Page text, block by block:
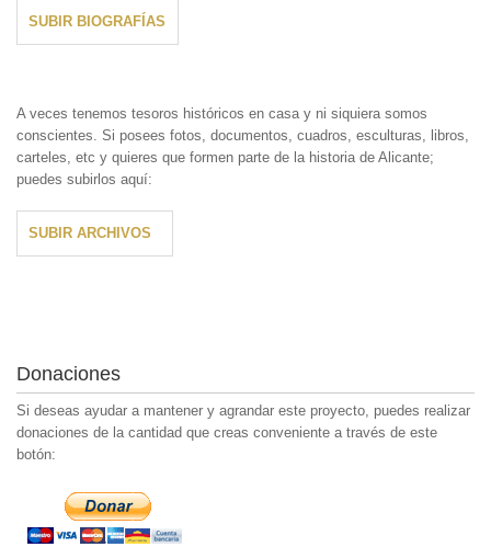
SUBIR BIOGRAFÍAS
A veces tenemos tesoros históricos en casa y ni siquiera somos
conscientes. Si posees fotos, documentos, cuadros, esculturas, libros,
carteles, etc y quieres que formen parte de la historia de Alicante;
puedes subirlos aquí:
SUBIR ARCHIVOS
Donaciones
Si deseas ayudar a mantener y agrandar este proyecto, puedes realizar
donaciones de la cantidad que creas conveniente a través de este
botón: